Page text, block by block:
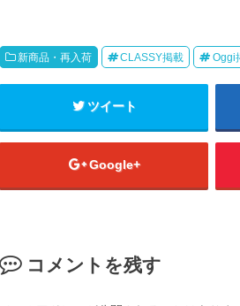
新商品・再入荷 CLASSY掲載 Oggi
ツイート
Google+
コメントを残す